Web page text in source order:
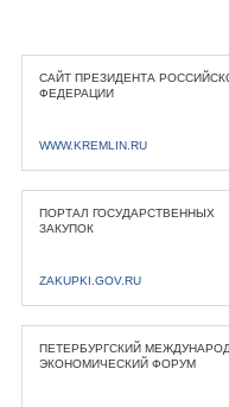
САЙТ ПРЕЗИДЕНТА
ФЕДЕРАЦИИ
WWW.KREMLIN.RU
ПОРТАЛ ГОСУДАРСТВЕННЫХ
ЗАКУПОК
ZAKUPKI.GOV.RU
ПЕТЕРБУРГСКИЙ
ЭКОНОМИЧЕСКИЙ ФОРУМ